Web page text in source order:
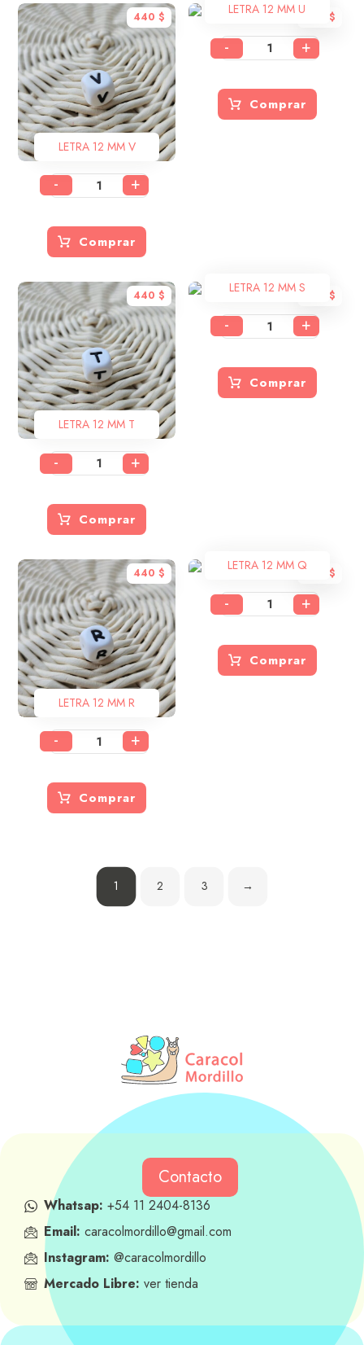
LETRA 12 MM V
440 $
- +
Comprar
LETRA 12 MM U440 $
- +
Comprar
LETRA 12 MM T
440 $
- +
Comprar
LETRA 12 MM S440 $
- +
Comprar
LETRA 12 MM R
440 $
- +
Comprar
LETRA 12 MM Q440 $
- +
Comprar
1 2 3 →
Contacto
Whatsap: +54 11 2404-8136
Email: caracolmordillo@gmail.com
Instagram: @caracolmordillo
Mercado Libre: ver tienda